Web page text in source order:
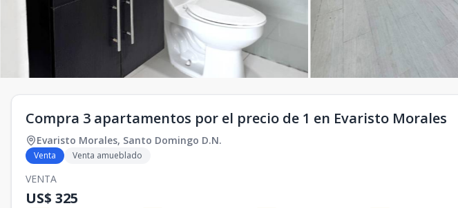
Compra 3 apartamentos por el precio de 1 en Evaristo Morales
Evaristo Morales, Santo Domingo D.N.
Venta Venta amueblado
VENTA
US$ 325